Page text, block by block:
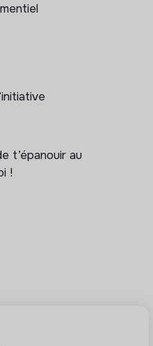
des missions
pour
soirées et
t’épanouir au
!